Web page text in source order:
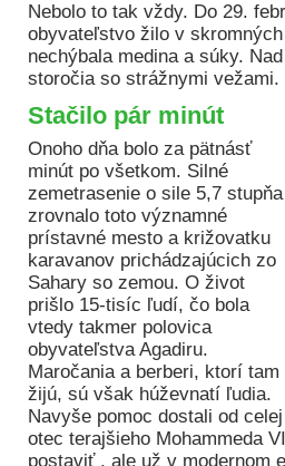
Nebolo to tak vždy. Do 29.
obyvateľstvo žilo v
nechýbala medina a súky.
storočia so strážnymi vežami.
Stačilo pár minút
Onoho dňa bolo za pätnásť
minút po všetkom. Silné
zemetrasenie o sile 5,7 stupňa
zrovnalo toto významné
prístavné mesto a križovatku
karavanov prichádzajúcich zo
Sahary so zemou. O život
prišlo 15-tisíc ľudí, čo bola
vtedy takmer polovica
obyvateľstva Agadiru.
Maročania a berberi, ktorí tam
žijú, sú však húževnatí ľudia.
Navyše pomoc dostali od
otec terajšieho Mohammeda
postaviť , ale už v modernom